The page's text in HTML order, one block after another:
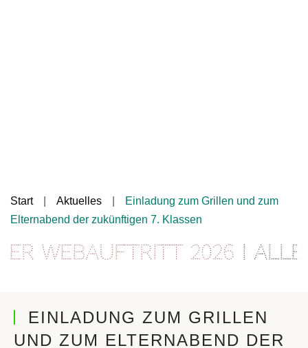
Start Aktuelles
Einladung zum Grillen und zum
Elternabend der zukünftigen 7. Klassen
Webauftritt 2026| Alle
EINLADUNG ZUM GRILLEN
UND ZUM ELTERNABEND DER